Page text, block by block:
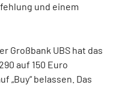
und einem
Großbank UBS hat das
auf 150 Euro
„Buy“ belassen. Das